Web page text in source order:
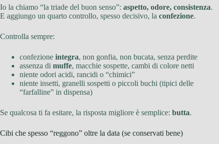
Io la chiamo “la triade del buon senso”: aspetto, odore, consistenza.
E aggiungo un quarto controllo, spesso decisivo, la confezione.
Controlla sempre:
confezione integra, non gonfia, non bucata, senza perdite
assenza di muffe, macchie sospette, cambi di colore netti
niente odori acidi, rancidi o “chimici”
niente insetti, granelli sospetti o piccoli buchi (tipici delle
“farfalline” in dispensa)
Se qualcosa ti fa esitare, la risposta migliore è semplice: butta.
Cibi che spesso “reggono” oltre la data (se conservati bene)